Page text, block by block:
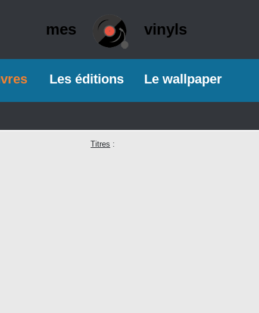
mes vinyls
Les éditions Le wallpaper
Titres :